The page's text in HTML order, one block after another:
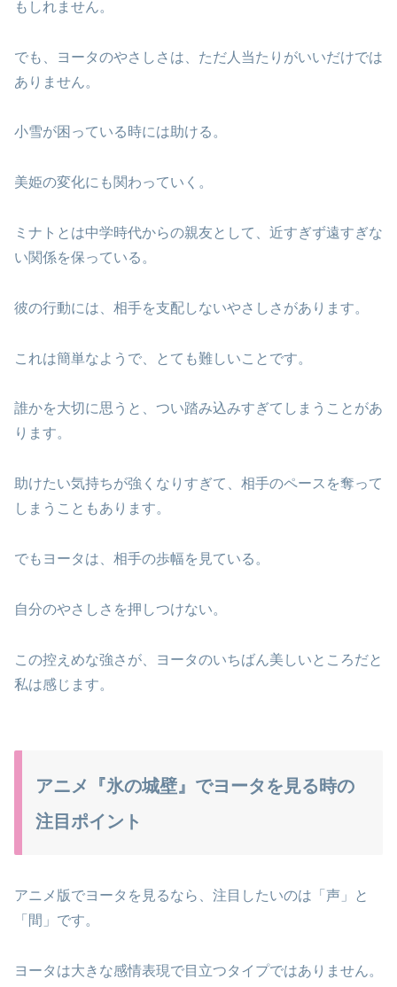
もしれません。
でも、ヨータのやさしさは、ただ人当たりがいいだけでは
ありません。
小雪が困っている時には助ける。
美姫の変化にも関わっていく。
ミナトとは中学時代からの親友として、近すぎず遠すぎな
い関係を保っている。
彼の行動には、相手を支配しないやさしさがあります。
これは簡単なようで、とても難しいことです。
誰かを大切に思うと、つい踏み込みすぎてしまうことがあ
ります。
助けたい気持ちが強くなりすぎて、相手のペースを奪って
しまうこともあります。
でもヨータは、相手の歩幅を見ている。
自分のやさしさを押しつけない。
この控えめな強さが、ヨータのいちばん美しいところだと
私は感じます。
アニメ『氷の城壁』でヨータを見る時の
注目ポイント
アニメ版でヨータを見るなら、注目したいのは「声」と
「間」です。
ヨータは大きな感情表現で目立つタイプではありません。